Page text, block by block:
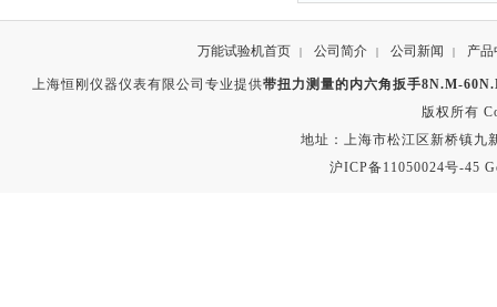
万能试验机首页 | 公司简介 | 公司新闻 | 产品
上海恒刚仪器仪表有限公司专业提供带扭力测量的内六角扳手8N.M-
版权所有
地址：上海市松江区新桥镇九
沪ICP备11050024号-45